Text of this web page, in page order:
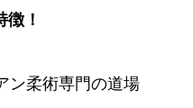
徴！
ン柔術専門の道場